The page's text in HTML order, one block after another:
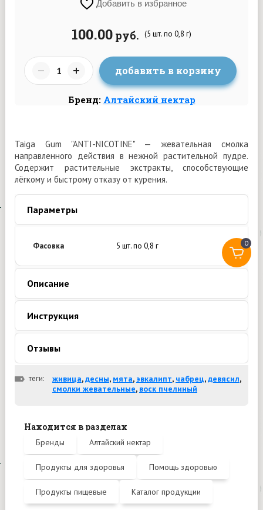
Добавить в избранное
100.00 руб. (5 шт. по 0,8 г)
добавить в корзину
Бренд: Алтайский нектар
Taiga Gum "ANTI-NICOTINE" — жевательная смолка
направленного действия в нежной растительной пудре.
Содержит растительные экстракты, способствующие
лёгкому и быстрому отказу от курения.
Параметры
Фасовка 5 шт. по 0,8 г
Описание
Инструкция
Отзывы
теги: живица,десны, мята, эвкалипт, чабрец,девясил,
смолки жевательные, воск пчелиный
Находится в разделах
Бренды Алтайский нектар
Продукты для здоровья Помощь здоровью
Продукты пищевые Каталог продукции
0